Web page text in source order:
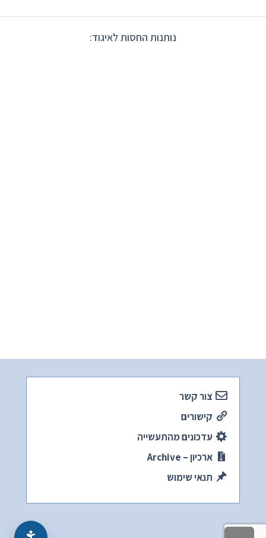
נותנות החסות לאיגוד:
צור קשר
קישורים
עדכונים מהתעשייה
ארכיון – Archive
תנאי שימוש